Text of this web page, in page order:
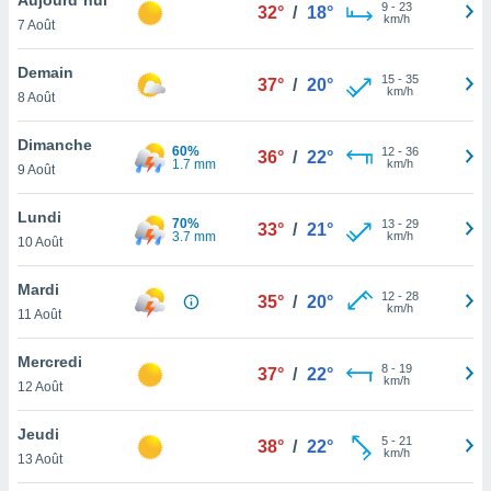
et
»,
au
vous
qu'ils
ou
le
ainsi
un
la
du
7 Août
32° / 18° 9- 23
km/h
Demain
8 Août
37° / 20° 15- 35
km/h
Dimanche
9 Août
60%
1.7 mm
36° / 22° 12- 36
km/h
Lundi
10 Août
70%
3.7 mm
33° / 21° 13- 29
km/h
Mardi
11 Août
35° / 20° 12- 28
km/h
Mercredi
12 Août
37° / 22° 8- 19
km/h
Jeudi
13 Août
38° / 22° 5- 21
km/h